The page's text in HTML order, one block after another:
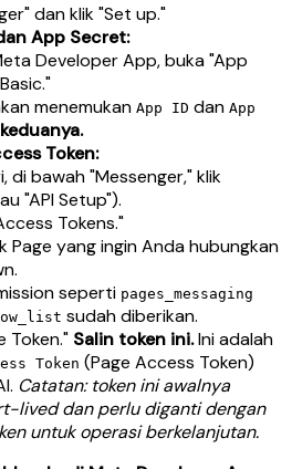
dan klik "Set up."
App Secret:
Developer App, buka "App
menemukan App ID dan App
Token:
di bawah "Messenger," klik
"API Setup").
Tokens."
Page yang ingin Anda hubungkan
seperti pages_messaging
sudah diberikan.
Token." Salin token ini.Ini adalah
Token (Page Access Token)
Catatan: token ini awalnya
lived dan perlu diganti dengan
untuk operasi berkelanjutan.